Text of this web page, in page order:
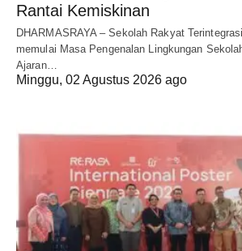
Rantai Kemiskinan
DHARMASRAYA – Sekolah Rakyat
memulai Masa Pengenalan Lingkungan
Ajaran…
Minggu, 02 Agustus 2026 ago